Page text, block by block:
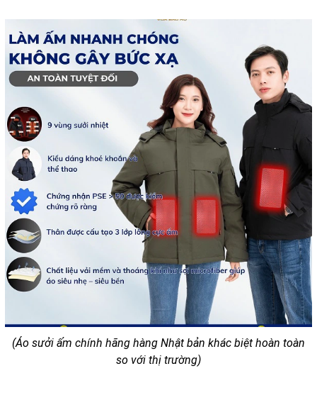
(Áo sưởi ấm chính hãng hàng Nhật bản khác biệt hoàn toàn
so với thị trường)